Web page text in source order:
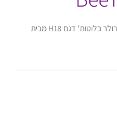
/ אוזניות רולר בלוטות' דגם H18 מבית